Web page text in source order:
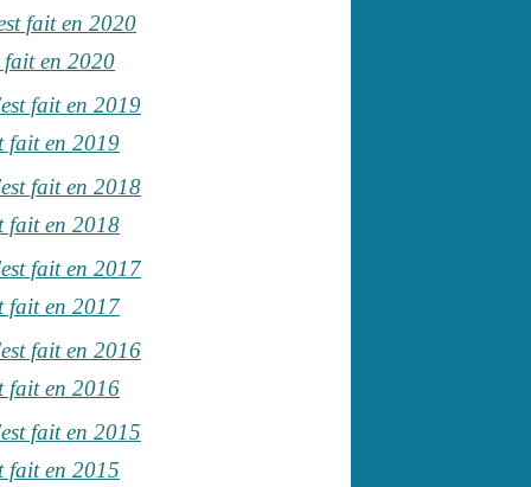
fait en 2020
fait en 2019
fait en 2018
fait en 2017
fait en 2016
fait en 2015